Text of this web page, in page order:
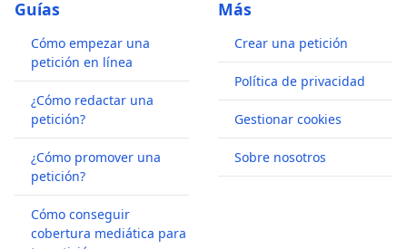
Guías
Cómo empezar una
petición en línea
¿Cómo redactar una
petición?
¿Cómo promover una
petición?
Cómo conseguir
cobertura mediática para
Más
Crear una petición
Política de privacidad
Gestionar cookies
Sobre nosotros